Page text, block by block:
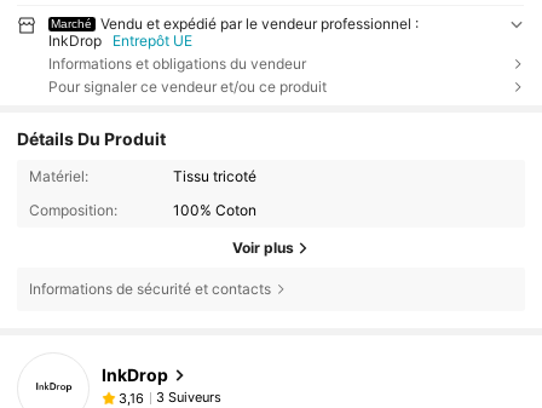
Marché
Vendu et expédié par le vendeur professionnel :
InkDrop
Entrepôt UE
Informations et obligations du vendeur
Pour signaler ce vendeur et/ou ce produit
Détails Du Produit
Matériel:
Tissu tricoté
Composition:
100% Coton
Voir plus
Informations de sécurité et contacts
InkDrop
3,16 3 Suiveurs